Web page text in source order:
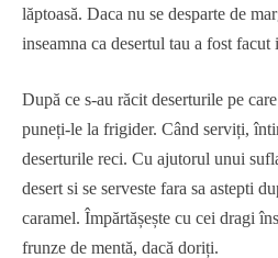
lăptoasă. Daca nu se desparte de
inseamna ca desertul tau a fost facut
După ce s-au răcit deserturile pe
puneți-le la frigider. Când serviți,
deserturile reci. Cu ajutorul unui
desert si se serveste fara sa astepti
caramel. Împărtășește cu cei dragi
frunze de mentă, dacă doriți.